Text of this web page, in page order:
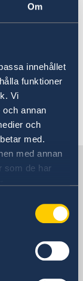
Om
innehållet
funktioner
Vi
annan
och
med.
med annan
som de har
sociala